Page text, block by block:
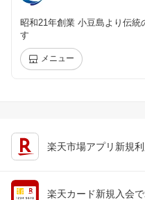
昭和21年創業 小豆島より伝統
す
メニュー
楽天市場アプリ新規
楽天カード新規入会